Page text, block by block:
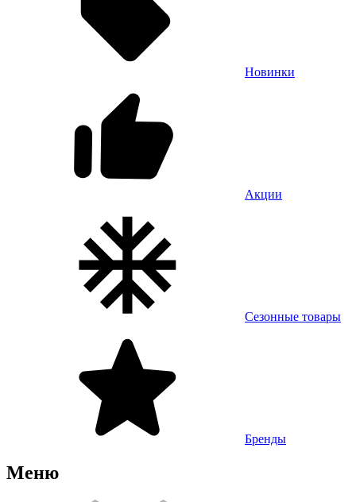
Новинки
Акции
Сезонные товары
Бренды
Меню